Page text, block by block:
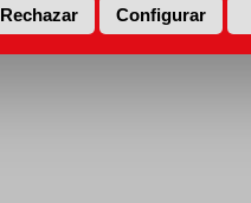
Rechazar Configurar